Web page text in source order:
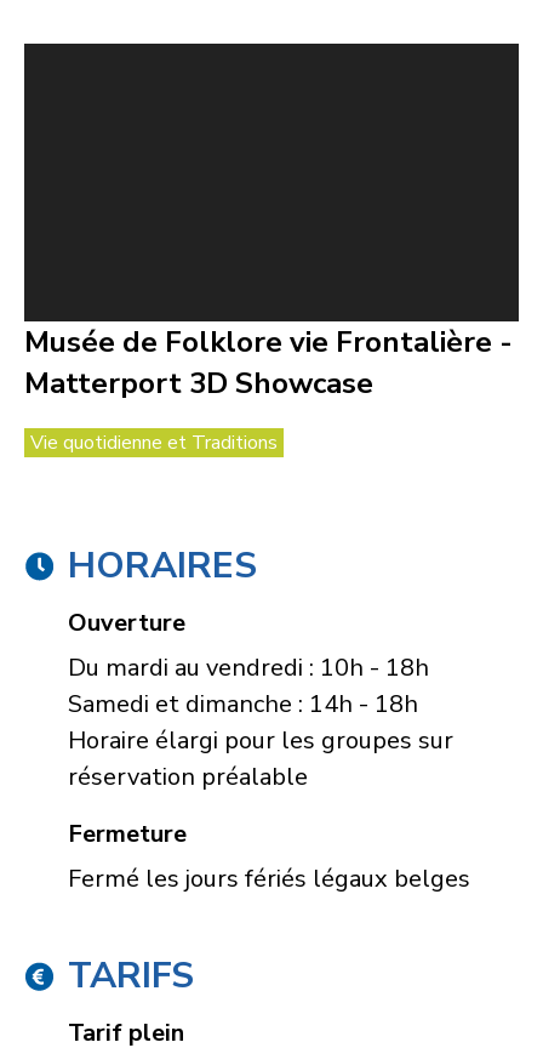
Musée de Folklore vie Frontalière -
Matterport 3D Showcase
Vie quotidienne et Traditions
HORAIRES
Ouverture
Du mardi au vendredi : 10h - 18h
Samedi et dimanche : 14h - 18h
Horaire élargi pour les groupes sur
réservation préalable
Fermeture
Fermé les jours fériés légaux belges
TARIFS
Tarif plein